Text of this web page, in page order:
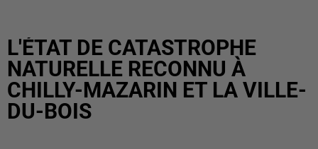
L'ÉTAT DE CATASTROPHE
NATURELLE RECONNU À
CHILLY-MAZARIN ET LA VILLE-
DU-BOIS